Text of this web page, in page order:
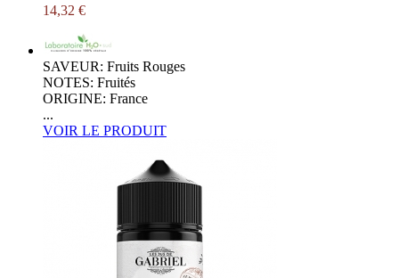
14,32 €
SAVEUR: Fruits Rouges
NOTES: Fruités
ORIGINE: France
...
VOIR LE PRODUIT